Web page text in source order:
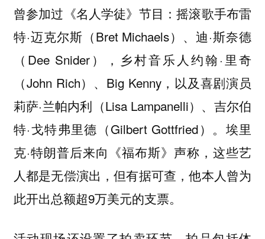
曾参加过《名人学徒》节目：摇滚歌手布雷
特·迈克尔斯（Bret Michaels）、迪·斯奈德
（Dee Snider），乡村音乐人约翰·里奇
（John Rich）、Big Kenny，以及喜剧演员
莉萨·兰帕内利（Lisa Lampanelli）、吉尔伯
特·戈特弗里德（Gilbert Gottfried）。埃里
克·特朗普后来向《福布斯》声称，这些艺
人都是无偿演出，但有据可查，他本人曾为
此开出总额超9万美元的支票。